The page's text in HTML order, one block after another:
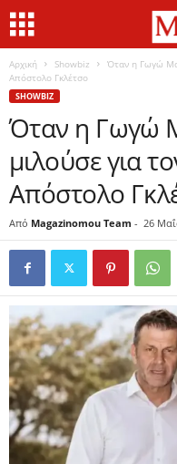
Αρχική Showbiz
Όταν η Γωγώ
Απόστολο Γκλέτσο
SHOWBIZ
Όταν η Γωγώ
μιλούσε για
Απόστολο
Από Magazinomou Team - 26